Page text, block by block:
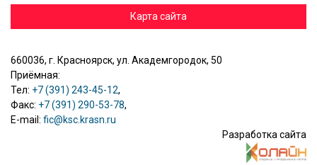
Карта сайта
660036, г. Красноярск, ул. Академгородок, 50
Приёмная:
Тел: +7 (391) 243-45-12,
Факс: +7 (391) 290-53-78,
E-mail: fic@ksc.krasn.ru
Разработка сайта